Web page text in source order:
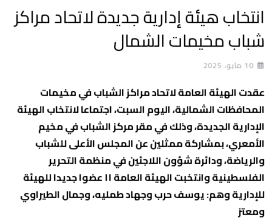
انتخاب هيئة إدارية جديدة لاتحاد مراكز
شباب مخيمات الشمال
10 مايو، 2025
عقدت الهيئة العامة لاتحاد مراكز الشباب في مخيمات
المحافظات الشمالية، اليوم السبت، اجتماعا لانتخاب الهيئة
الإدارية الجديدة، وذلك في مقر مركز الشباب في مخيم
الأمعري، بمشاركة ممثلين عن المجلس الأعلى للشباب
والرياضة، ودائرة شؤون اللاجئين في منظمة التحرير
الفلسطينية وانتخبت الهيئة العامة ١١ عضوا جديدا للهيئة
للإدارية وهم: يوسف حرب وجهاد طمليه، وجمال الطيراوي
ومعتز